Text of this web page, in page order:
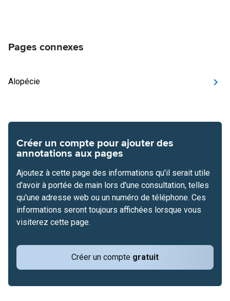
Pages connexes
Alopécie
Créer un compte pour ajouter des
annotations aux pages
Créer un compte gratuit
Ajoutez à cette page des informations qu'il serait utile
d'avoir à portée de main lors d'une consultation, telles
qu'une adresse web ou un numéro de téléphone. Ces
informations seront toujours affichées lorsque vous
visiterez cette page.